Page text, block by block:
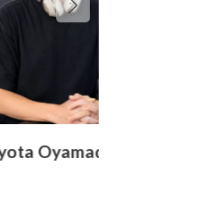
Chieko Fukumi